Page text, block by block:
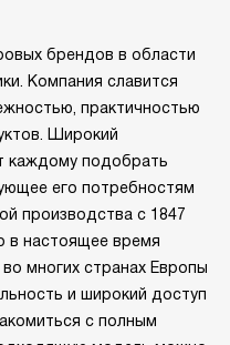
брендов в области
Компания славится
практичностью
Широкий
каждому подобрать
его потребностям
производства с 1847
в настоящее время
многих странах Европы
и широкий доступ
с полным